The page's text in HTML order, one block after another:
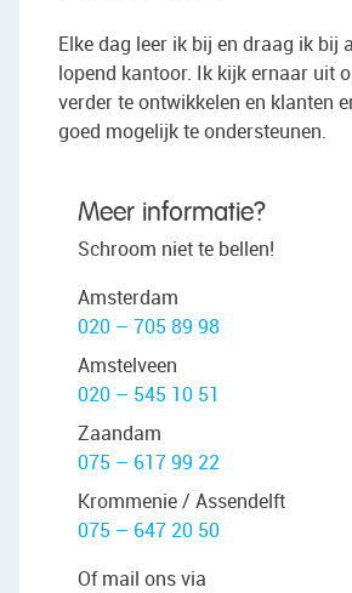
Elke dag leer ik bij en draag ik bij
lopend kantoor. Ik kijk ernaar uit
verder te ontwikkelen en klanten
goed mogelijk te ondersteunen.
Meer informatie?
Schroom niet te bellen!
Amsterdam
020 – 705 89 98
Amstelveen
020 – 545 10 51
Zaandam
075 – 617 99 22
Krommenie / Assendelft
075 – 647 20 50
Of mail ons via